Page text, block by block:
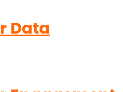
Data